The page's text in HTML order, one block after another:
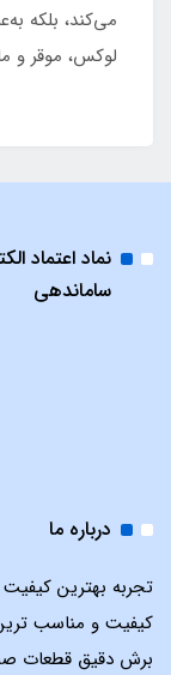
می‌کند، بلکه
لوکس، موقر و
نماد اعتماد
ساماندهی
درباره ما
تجربه بهترین کیفیت
کیفیت و مناسب
برش دقیق قطعات